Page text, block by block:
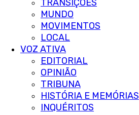
TRANSIÇÕES
MUNDO
MOVIMENTOS
LOCAL
VOZ ATIVA
EDITORIAL
OPINIÃO
TRIBUNA
HISTÓRIA E MEMÓRIAS
INQUÉRITOS